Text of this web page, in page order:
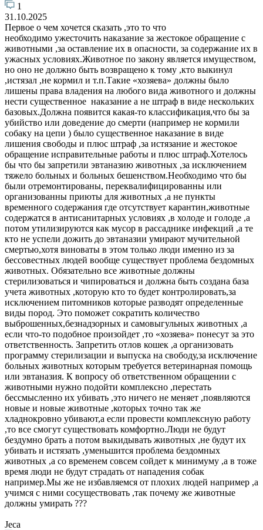
1
31.10.2025
Первое о чем хочется сказать ,это то что
необходимо ужесточить наказание за жестокое обращение с
животными ,за оставление их в опасности, за содержание их в
ужасных условиях.Животное по закону является имуществом,
но оно не должно быть возвращено к тому ,кто выкинул
,истязал ,не кормил и т.п.Такие «хозяева» должны было
лишены права владения на любого вида животного и должны
нести существенное наказание а не штраф в виде нескольких
базовых.Должна появится какая-то классификация,что бы за
убийство или доведение до смерти (например не кормили
собаку на цепи ) было существенное наказание в виде
лишения свободы и плюс штраф ,за истязание и жестокое
обращение исправительные работы и плюс штраф.Хотелось
бы что бы запретили эвтаназию животных ,за исключением
тяжело больных и больных бешенством.Необходимо что бы
были отремонтированы, переквалифицированны или
организованны приюты для животных ,а не пункты
временного содержания где отсутствует карантин,животные
содержатся в антисанитарных условиях ,в холоде и голоде ,а
потом утилизируются как мусор в рассаднике инфекций ,а те
кто не успели дожить до эвтаназии умирают мучительной
смертью,хотя виноваты в этом только люди именно из за
бессовестных людей вообще существует проблема бездомных
животных. Обязательно все животные должны
стерилизоваться и чипироваться и должна быть создана база
учета животных ,которую кто то будет контролировать,за
исключением питомников которые разводят определенные
виды пород. Это поможет сократить количество
выброшенных,безнадзорных и самовыгульных животных ,а
если что-то подобное произойдет ,то «хозяева» понесут за это
ответственность. Запретить отлов кошек ,а организовать
программу стерилизации и выпуска на свободу,за исключение
больных животных которым требуется ветеринарная помощь
или эвтаназия. К вопросу об ответственном обращении с
животными нужно подойти комплексно ,перестать
бессмысленно их убивать ,это ничего не меняет ,появляются
новые и новые животные ,которых точно так же
хладнокровно убивают,а если провести комплексную работу
,то все смогут существовать комфортно.Люди не будут
бездумно брать а потом выкидывать животных ,не будут их
убивать и истязать ,уменьшится проблема бездомных
животных ,а со временем совсем сойдет к минимуму ,а в тоже
время люди не будут страдать от нападения собак
например.Мы же не избавляемся от плохих людей например ,а
учимся с ними сосуществовать ,так почему же животные
должны умирать ???
Jeca